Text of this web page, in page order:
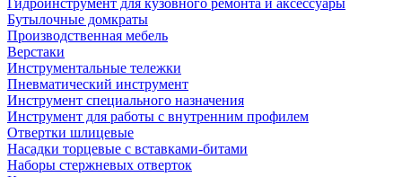
Гидроинструмент для кузовного ремонта и аксессуары
Бутылочные домкраты
Производственная мебель
Верстаки
Инструментальные тележки
Пневматический инструмент
Инструмент специального назначения
Инструмент для работы с внутренним профилем
Отвертки шлицевые
Насадки торцевые с вставками-битами
Наборы стержневых отверток